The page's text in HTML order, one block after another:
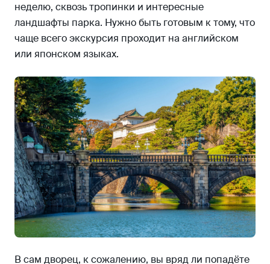
неделю, сквозь тропинки и интересные
ландшафты парка. Нужно быть готовым к тому, что
чаще всего экскурсия проходит на английском
или японском языках.
В сам дворец, к сожалению, вы вряд ли попадёте